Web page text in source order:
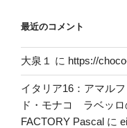
最近のコメント
大泉１ に https://
イタリア16：アマル
ド・モナコ ラベッ
FACTORY Pascal に